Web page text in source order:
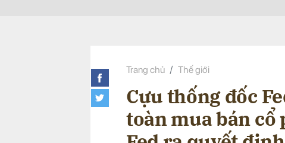
Trang chủ Thế giới
Cựu thống đốc
toàn mua bán